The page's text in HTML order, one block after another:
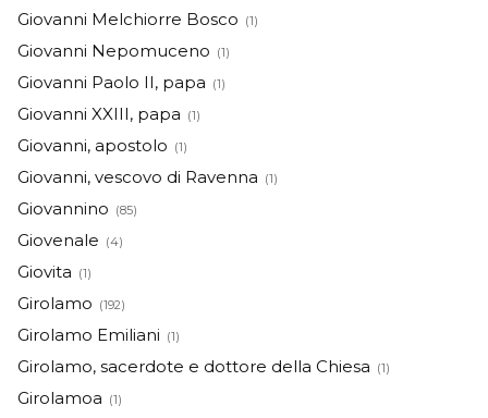
Giovanni Melchiorre Bosco (1)
Giovanni Nepomuceno (1)
Giovanni Paolo II, papa (1)
Giovanni XXIII, papa (1)
Giovanni, apostolo (1)
Giovanni, vescovo di Ravenna (1)
Giovannino (85)
Giovenale (4)
Giovita (1)
Girolamo (192)
Girolamo Emiliani (1)
Girolamo, sacerdote e dottore della Chiesa (1)
Girolamoa (1)